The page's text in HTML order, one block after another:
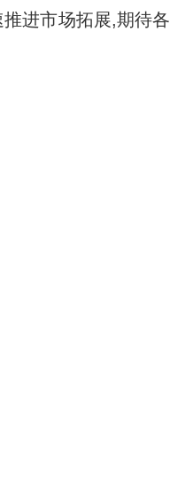
推进市场拓展,期待各